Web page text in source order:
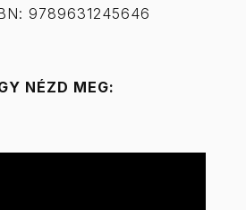
9789631245646
NÉZD MEG: